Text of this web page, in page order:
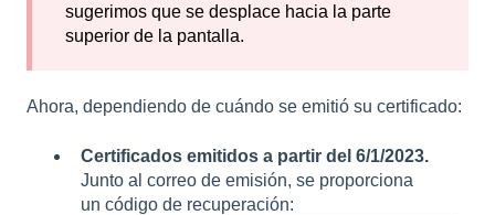
sugerimos que se desplace hacia la parte
superior de la pantalla.
Ahora, dependiendo de cuándo se emitió su certificado:
Certificados emitidos a partir del 6/1/2023.
Junto al correo de emisión, se proporciona
un código de recuperación: